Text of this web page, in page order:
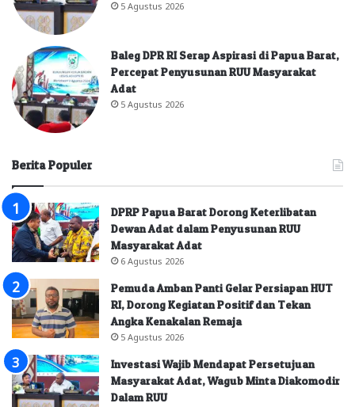
5 Agustus 2026
Baleg DPR RI Serap Aspirasi di Papua Barat,
Percepat Penyusunan RUU Masyarakat
Adat
5 Agustus 2026
Berita Populer
DPRP Papua Barat Dorong Keterlibatan
Dewan Adat dalam Penyusunan RUU
Masyarakat Adat
6 Agustus 2026
Pemuda Amban Panti Gelar Persiapan HUT
RI, Dorong Kegiatan Positif dan Tekan
Angka Kenakalan Remaja
5 Agustus 2026
Investasi Wajib Mendapat Persetujuan
Masyarakat Adat, Wagub Minta Diakomodir
Dalam RUU